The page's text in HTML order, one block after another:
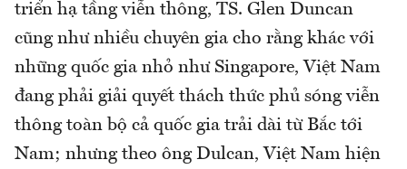
triển hạ tầng viễn thông, TS. Glen Duncan
cũng như nhiều chuyên gia cho rằng khác với
những quốc gia nhỏ như Singapore, Việt Nam
đang phải giải quyết thách thức phủ sóng viễn
thông toàn bộ cả quốc gia trải dài từ Bắc tới
Nam; nhưng theo ông Dulcan, Việt Nam hiện